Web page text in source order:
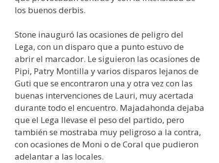
los buenos derbis.
Stone inauguró las ocasiones de peligro del
Lega, con un disparo que a punto estuvo de
abrir el marcador. Le siguieron las ocasiones de
Pipi, Patry Montilla y varios disparos lejanos de
Guti que se encontraron una y otra vez con las
buenas intervenciones de Lauri, muy acertada
durante todo el encuentro. Majadahonda dejaba
que el Lega llevase el peso del partido, pero
también se mostraba muy peligroso a la contra,
con ocasiones de Moni o de Coral que pudieron
adelantar a las locales.